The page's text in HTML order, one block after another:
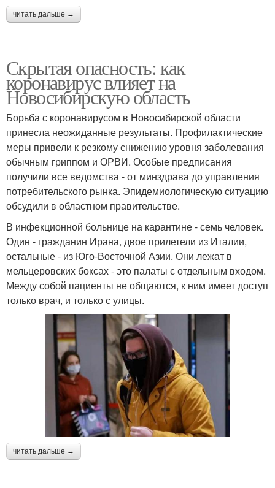
читать дальше →
Скрытая опасность: как
коронавирус влияет на
Новосибирскую область
Борьба с коронавирусом в Новосибирской области
принесла неожиданные результаты. Профилактические
меры привели к резкому снижению уровня заболевания
обычным гриппом и ОРВИ. Особые предписания
получили все ведомства - от минздрава до управления
потребительского рынка. Эпидемиологическую ситуацию
обсудили в областном правительстве.
В инфекционной больнице на карантине - семь человек.
Один - гражданин Ирана, двое прилетели из Италии,
остальные - из Юго-Восточной Азии. Они лежат в
мельцеровских боксах - это палаты с отдельным входом.
Между собой пациенты не общаются, к ним имеет доступ
только врач, и только с улицы.
читать дальше →